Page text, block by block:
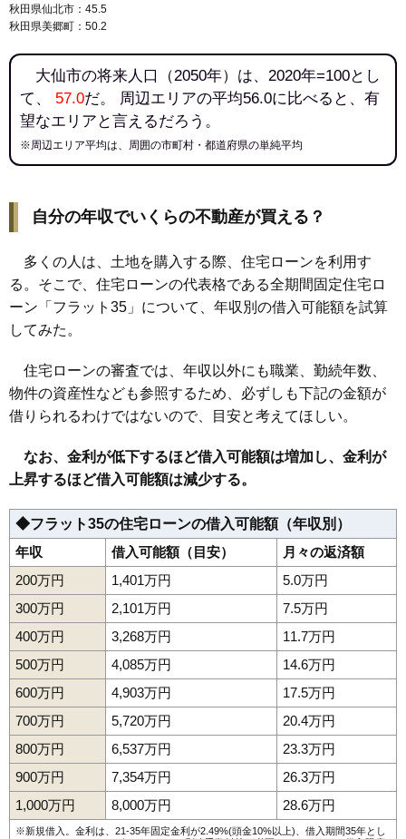
秋田県仙北市：45.5
秋田県美郷町：50.2
大仙市の将来人口（2050年）は、2020年=100とし
て、 57.0だ。 周辺エリアの平均56.0に比べると、有
望なエリアと言えるだろう。
※周辺エリア平均は、周囲の市町村・都道府県の単純平均
自分の年収でいくらの不動産が買える？
多くの人は、土地を購入する際、住宅ローンを利用す
る。そこで、住宅ローンの代表格である全期間固定住宅ロ
ーン「フラット35」について、年収別の借入可能額を試算
してみた。
住宅ローンの審査では、年収以外にも職業、勤続年数、
物件の資産性なども参照するため、必ずしも下記の金額が
借りられるわけではないので、目安と考えてほしい。
なお、金利が低下するほど借入可能額は増加し、金利が
上昇するほど借入可能額は減少する。
◆フラット35の住宅ローンの借入可能額（年収別）
年収
借入可能額（目安）
月々の返済額
200万円
1,401万円
5.0万円
300万円
2,101万円
7.5万円
400万円
3,268万円
11.7万円
500万円
4,085万円
14.6万円
600万円
4,903万円
17.5万円
700万円
5,720万円
20.4万円
800万円
6,537万円
23.3万円
900万円
7,354万円
26.3万円
1,000万円
8,000万円 28.6万円
※新規借入。金利は、21-35年固定金利が2.49%(頭金10%以上)、借入期間35年とし